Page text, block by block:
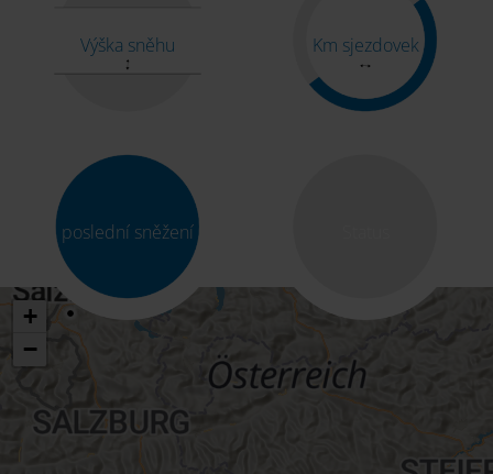
Výška sněhu Km sjezdovek
poslední sněžení
+
−